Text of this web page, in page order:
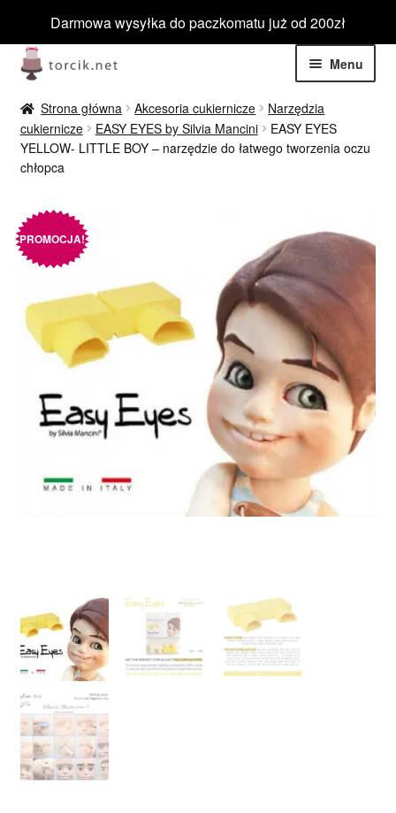
Darmowa wysyłka do paczkomatu już od 200zł
Przejdź
do
nawigacji
Przejdź
do
treści
Menu
Jadalne
Niejadalne
Rozwiń
Tematyczne
Rozwiń
menu
Wyprzedaż
Nowości
Ozdoby na tort weselny
Strona główna Akcesoria cukiernicze
Narzędzia
cukiernicze
EASY EYES by Silvia Mancini
EASY EYES
YELLOW- LITTLE BOY – narzędzie do łatwego tworzenia oczu
chłopca
PROMOCJA!